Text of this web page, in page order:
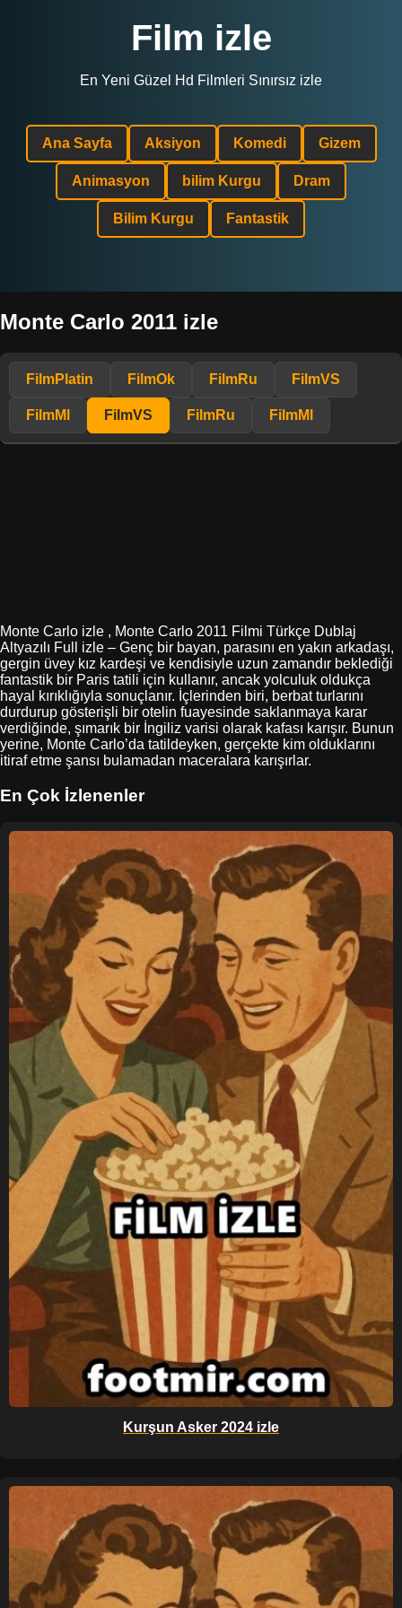
Film izle
En Yeni Güzel Hd Filmleri Sınırsız izle
Ana Sayfa Aksiyon Komedi Gizem
Animasyon bilim Kurgu Dram
Bilim Kurgu Fantastik
Monte Carlo 2011 izle
FilmPlatin FilmOk FilmRu FilmVS
FilmMl FilmVS FilmRu FilmMl
Monte Carlo izle , Monte Carlo 2011 Filmi Türkçe Dublaj
Altyazılı Full izle – Genç bir bayan, parasını en yakın arkadaşı,
gergin üvey kız kardeşi ve kendisiyle uzun zamandır beklediği
fantastik bir Paris tatili için kullanır, ancak yolculuk oldukça
hayal kırıklığıyla sonuçlanır. İçlerinden biri, berbat turlarını
durdurup gösterişli bir otelin fuayesinde saklanmaya karar
verdiğinde, şımarık bir İngiliz varisi olarak kafası karışır. Bunun
yerine, Monte Carlo’da tatildeyken, gerçekte kim olduklarını
itiraf etme şansı bulamadan maceralara karışırlar.
En Çok İzlenenler
Kurşun Asker 2024 izle